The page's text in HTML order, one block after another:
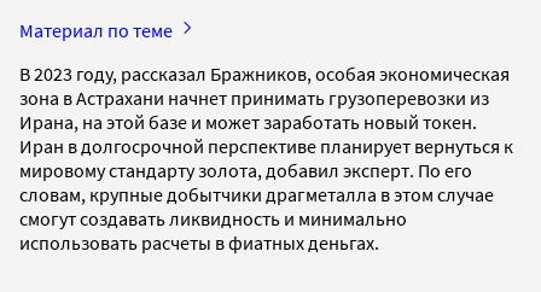
Материал по теме
В 2023 году, рассказал Бражников, особая экономическая
зона в Астрахани начнет принимать грузоперевозки из
Ирана, на этой базе и может заработать новый токен.
Иран в долгосрочной перспективе планирует вернуться к
мировому стандарту золота, добавил эксперт. По его
словам, крупные добытчики драгметалла в этом случае
смогут создавать ликвидность и минимально
использовать расчеты в фиатных деньгах.